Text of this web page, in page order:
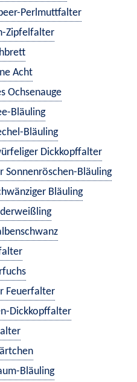
Perlmuttfalter
Zipfelfalter
Acht
Ochsenauge
Bläuling
Bläuling
Dickkopffalter
Sonnenröschen-Bläuling
Bläuling
Feuerfalter
Dickkopffalter
Bläuling